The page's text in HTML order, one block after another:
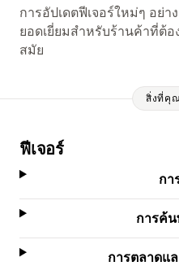
การอัปเดตฟีเจอร์ใหม่ๆ อย่า
ยอดเยี่ยมสำหรับร้านค้าที่ต้อ
สมัย
สิ่งที่คุ
ฟีเจอร์
กา
การค้
การตลาดแ